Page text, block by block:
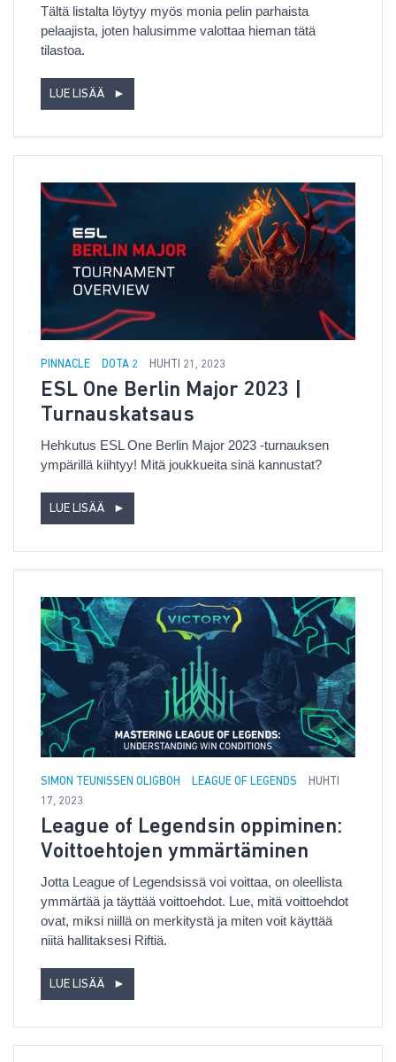
Tältä listalta löytyy myös monia pelin parhaista
pelaajista, joten halusimme valottaa hieman tätä
tilastoa.
LUE LISÄÄ ►
PINNACLE DOTA 2 HUHTI 21, 2023
ESL One Berlin Major 2023 |
Turnauskatsaus
Hehkutus ESL One Berlin Major 2023 -turnauksen
ympärillä kiihtyy! Mitä joukkueita sinä kannustat?
LUE LISÄÄ ►
SIMON TEUNISSEN OLIGBOH LEAGUE OF LEGENDS
HUHTI
17, 2023
League of Legendsin oppiminen:
Voittoehtojen ymmärtäminen
Jotta League of Legendsissä voi voittaa, on oleellista
ymmärtää ja täyttää voittoehdot. Lue, mitä voittoehdot
ovat, miksi niillä on merkitystä ja miten voit käyttää
niitä hallitaksesi Riftiä.
LUE LISÄÄ ►